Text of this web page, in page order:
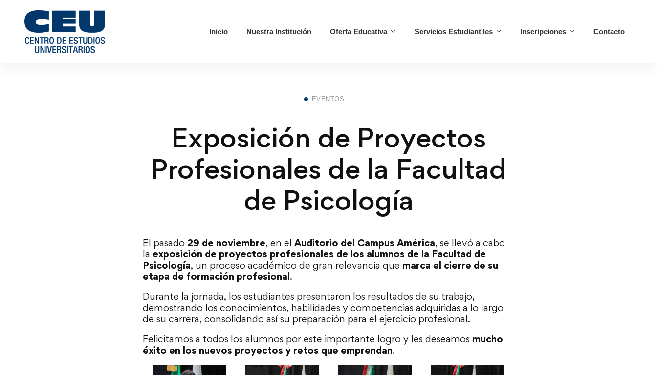
Inicio Nuestra Institución Oferta Educativa Servicios Estudiantiles Inscripciones Contacto
EVENTOS
Exposición de Proyectos
Profesionales de la Facultad
de Psicología
El pasado 29 de noviembre, en el Auditorio del Campus América, se llevó a cabo
la exposición de proyectos profesionales de los alumnos de la Facultad de
Psicología, un proceso académico de gran relevancia que marca el cierre de su
etapa de formación profesional.
Durante la jornada, los estudiantes presentaron los resultados de su trabajo,
demostrando los conocimientos, habilidades y competencias adquiridas a lo largo
de su carrera, consolidando así su preparación para el ejercicio profesional.
Felicitamos a todos los alumnos por este importante logro y les deseamos mucho
éxito en los nuevos proyectos y retos que emprendan.